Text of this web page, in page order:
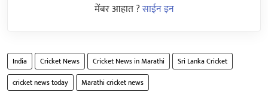
मेंबर आहात ?साईन इन
India Cricket News Cricket News in Marathi
Sri Lanka Cricket
cricket news today
Marathi cricket news